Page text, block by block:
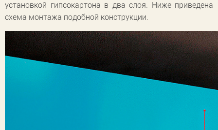
установкой гипсокартона в два слоя. Ниже приведена
схема монтажа подобной конструкции.